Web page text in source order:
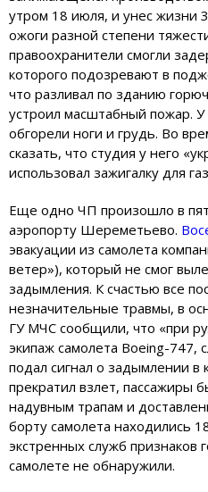
утром 18 июля, и унес жизни
ожоги разной степени
правоохранители смогли
которого подозревают в
что разливал по зданию
устроил масштабный пожар.
обгорели ноги и грудь. Во
сказать, что студия у него
использовал зажигалку для
Еще одно ЧП произошло в
аэропорту Шереметьево.
эвакуации из самолета
ветер»), который не смог
задымления. К счастью все
незначительные травмы, в
ГУ МЧС сообщили, что «при
экипаж самолета Boeing-747,
подал сигнал о задымлении в
прекратил взлет, пассажиры
надувным трапам и
борту самолета находились
экстренных служб признаков
самолете не обнаружили.